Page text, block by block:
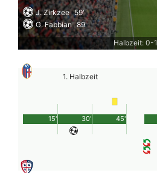
J. Zirkzee 59'
G. Fabbian 89'
Halbzeit: 0-1
1. Halbzeit
45'
15' 30'